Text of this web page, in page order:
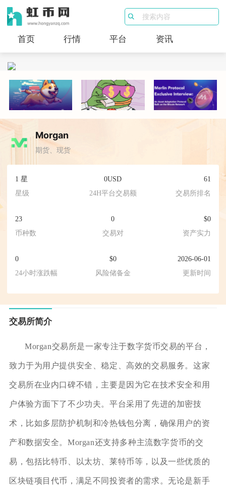
首页 行情 平台 资讯
Morgan
期货、现货
1 星
星级
0USD
24H平台交易额
61
交易所排名
23
币种数
0
交易对
$0
资产实力
0
24小时涨跌幅
$0
风险储备金
2026-06-01
更新时间
交易所简介
Morgan交易所是一家专注于数字货币交易的平台，
致力于为用户提供安全、稳定、高效的交易服务。这家
交易所在业内口碑不错，主要是因为它在技术安全和用
户体验方面下了不少功夫。平台采用了先进的加密技
术，比如多层防护机制和冷热钱包分离，确保用户的资
产和数据安全。Morgan还支持多种主流数字货币的交
易，包括比特币、以太坊、莱特币等，以及一些优质的
区块链项目代币，满足不同投资者的需求。无论是新手